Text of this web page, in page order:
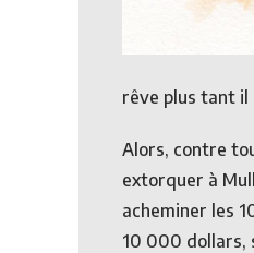
rêve plus tant il
Alors, contre
extorquer à
acheminer les
10 000 dollars,